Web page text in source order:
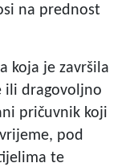
na prednost
koja je završila
ili dragovoljno
pričuvnik koji
pod
te